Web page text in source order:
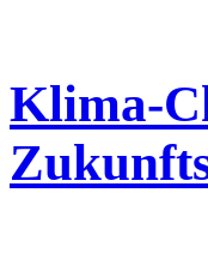
Klima-